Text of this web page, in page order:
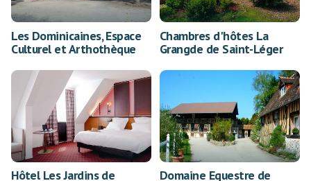
Les Dominicaines, Espace
Culturel et Arthothèque
Chambres d'hôtes La
Grangde de Saint-Léger
Hôtel Les Jardins de
Domaine Equestre de